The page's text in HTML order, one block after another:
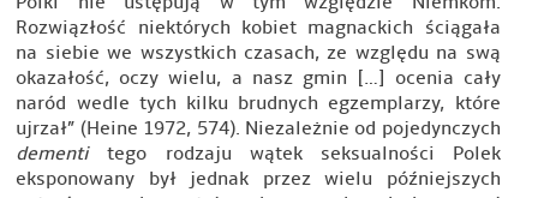
Rozwiązłość niektórych kobiet magnackich ściągała
na siebie we wszystkich czasach, ze względu na swą
okazałość, oczy wielu, a nasz gmin […] ocenia cały
naród wedle tych kilku brudnych egzemplarzy, które
ujrzał” (Heine 1972, 574). Niezależnie od pojedynczych
dementitego rodzaju wątek seksualności Polek
eksponowany był jednak przez wielu późniejszych